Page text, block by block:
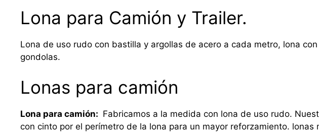
Lona para Camión y Trailer.
Lona de uso rudo con bastilla y argollas de acero a cada metro, lona
gondolas.
Lonas para camión
Lona para camión: Fabricamos a la medida con lona de uso rudo.
con cinto por el perímetro de la lona para un mayor reforzamiento. lonas